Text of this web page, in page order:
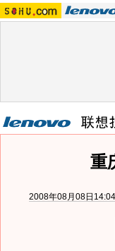
重
2008年08月08日14:04